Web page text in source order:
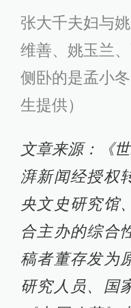
张大千夫妇与
维善、姚玉兰
侧卧的是孟小
生提供）
文章来源：《
湃新闻经授权
央文史研究馆
合主办的综合
稿者董存发为
研究人员、国